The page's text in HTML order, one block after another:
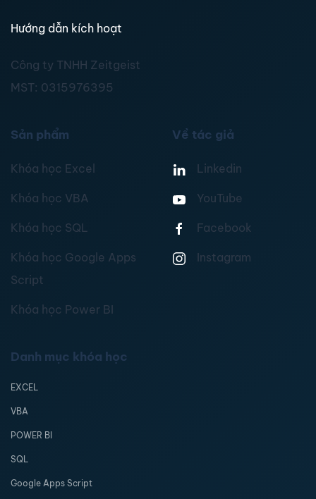
Hướng dẫn kích hoạt
Công ty TNHH Zeitgeist
MST: 0315976395
Sản phẩm
Khóa học Excel
Khóa học VBA
Khóa học SQL
Khóa học Google Apps
Script
Khóa học Power BI
Về tác giả
Linkedin
YouTube
Facebook
Instagram
Danh mục khóa học
EXCEL
VBA
POWER BI
SQL
Google Apps Script